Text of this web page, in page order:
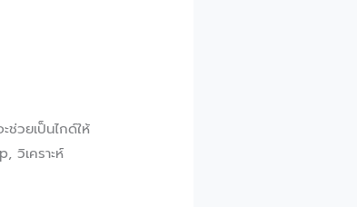
ช่วยเป็นไกด์ให้
วิเคราะห์